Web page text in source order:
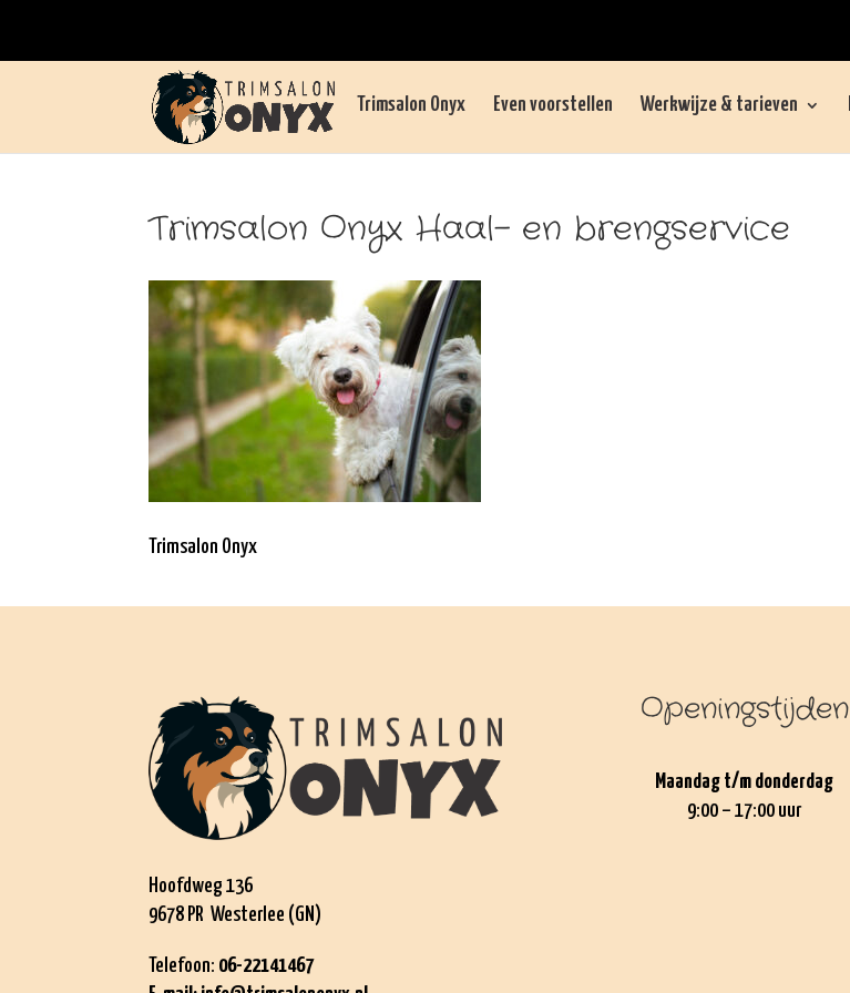
Trimsalon Onyx Even voorstellen Werkwijze & tarieven
Trimsalon Onyx Haal- en brengservice
Trimsalon Onyx
Hoofdweg 136
9678 PR Westerlee (GN)
Telefoon: 06-22141467
Openingstijden
Maandag t/m donderdag
9:00 – 17:00 uur